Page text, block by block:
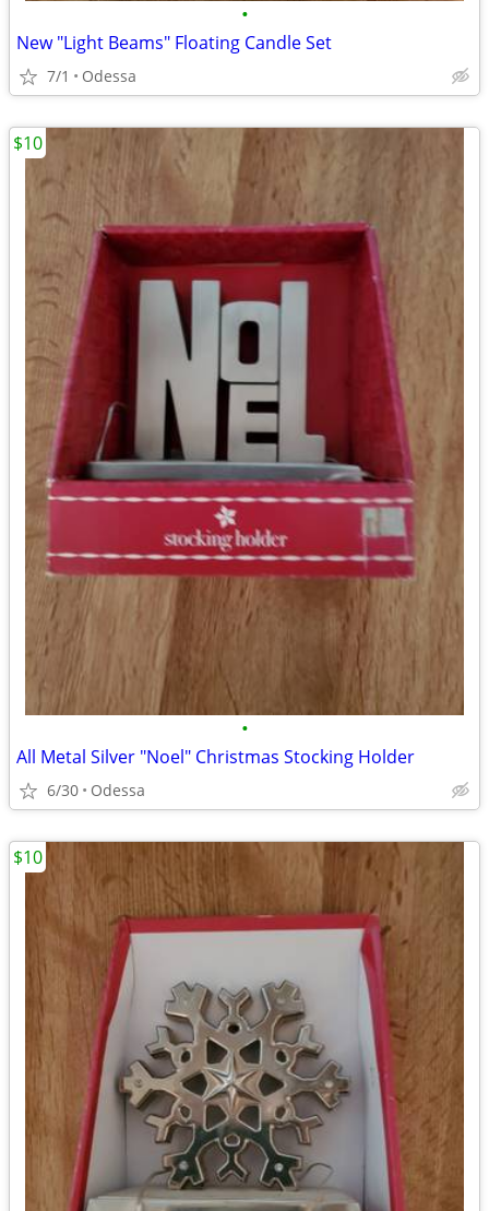
•
New "Light Beams" Floating Candle Set
7/1 Odessa
•
All Metal Silver "Noel" Christmas Stocking Holder
6/30 Odessa
$10
$10